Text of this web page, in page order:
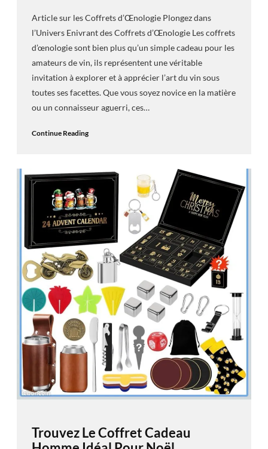
Article sur les Coffrets d’Œnologie Plongez dans
l’Univers Enivrant des Coffrets d’Œnologie Les coffrets
d’œnologie sont bien plus qu’un simple cadeau pour les
amateurs de vin, ils représentent une véritable
invitation à explorer et à apprécier l’art du vin sous
toutes ses facettes. Que vous soyez novice en la matière
ou un connaisseur aguerri, ces…
Continue Reading
Trouvez Le Coffret Cadeau